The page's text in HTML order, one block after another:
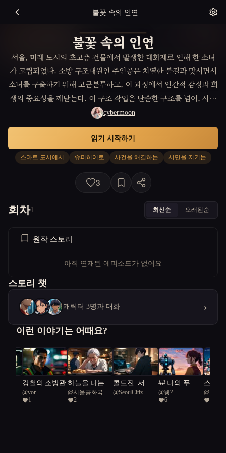
불꽃 속의 인연
불꽃 속의 인연
서울, 미래 도시의 초고층 건물에서 발생한 대화재로 인해 한 소녀
가 고립되었다. 소방 구조대원인 주인공은 치열한 불길과 맞서면서
소녀를 구출하기 위해 고군분투하고, 이 과정에서 인간적 감정과 희
생의 중요성을 깨닫는다. 이 구조 작업은 단순한 구조를 넘어, 사람
들과의 연결감과 신뢰를 회복하는 여정이 되어 간다.
cybermoon
스마트 도시에서 슈퍼히어로 사건을 해결하는 시민을 지키는
읽기 시작하기
3
회차1 최신순 오래된순
원작 스토리
아직 연재된 에피소드가 없어요
스토리 챗
캐릭터 3명과 대화 ›
이런 이야기는 어때요?
려준
국일
강철의 소방관
@vor
1
하늘을 나는
붕어빵
@서울공화국일
급시민
2
콜드진: 서울
프로토콜
@SeoulCitiz
## 나의 푸른
연인
@뉑?
6
스마
히어
자 속
@미르